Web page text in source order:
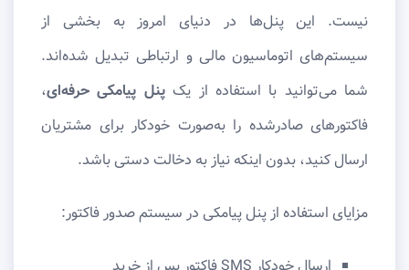
نیست. این پنل‌ها در دنیای امروز به بخشی از
سیستم‌های اتوماسیون مالی و ارتباطی تبدیل شده‌اند.
شما می‌توانید با استفاده از یکپنل پیامکی حرفه‌ای،
فاکتورهای صادرشده را به‌صورت خودکار برای مشتریان
ارسال کنید، بدون اینکه نیاز به دخالت دستی باشد.
مزایای استفاده از پنل پیامکی در سیستم صدور فاکتور: